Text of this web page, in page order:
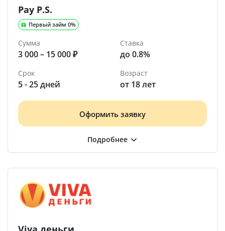
Pay P.S.
Первый займ 0%
Сумма
3 000 – 15 000 ₽
Ставка
до 0.8%
Срок
5 - 25 дней
Возраст
от 18 лет
Оформить заявку